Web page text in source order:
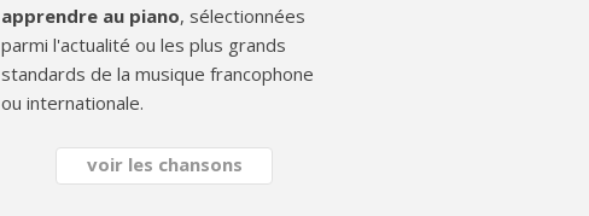
apprendre au piano, sélectionnées
parmi l'actualité ou les plus grands
standards de la musique francophone
ou internationale.
voir les chansons